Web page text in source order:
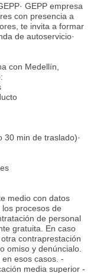
GEPP empresa
con presencia a
te invita a formar
de autoservicio·
con Medellín,
min de traslado)·
medio con datos
procesos de
de personal
gratuita. En caso
contraprestación
omiso y denúncialo.
esos casos. -
media superior -